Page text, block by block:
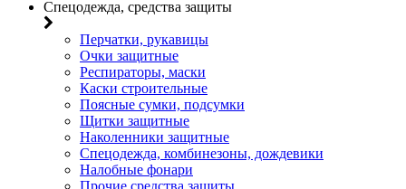
Спецодежда, средства защиты
Перчатки, рукавицы
Очки защитные
Респираторы, маски
Каски строительные
Поясные сумки, подсумки
Щитки защитные
Наколенники защитные
Спецодежда, комбинезоны, дождевики
Налобные фонари
Прочие средства защиты